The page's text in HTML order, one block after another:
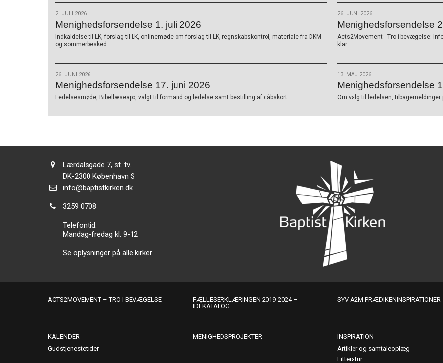
2. JULI 2026
Menighedsforsendelse 1. juli 2026
Indkaldelse til LK, forslag til LK, onlinemøde om forslag til LK, regnskabskontrol, materiale fra DKM
og sommerbesked
26. JUNI 2026
Menighedsforsendelse
Acts2Movement - Tro i bevægelse:
klar.
26. JUNI 2026
Menighedsforsendelse 17. juni 2026
Ledelsesmøde, Bibellæseapp, valgt til formand og ledelse samt bestilling af dåbskort
13. MAJ 2026
Menighedsforsendelse
Om valg til ledelsen, tilbagemeldinger
Adresse:
Lærdalsgade 7, st. tv.
Adresse:
DK-2300 København S
Send
info@baptistkirken.dk
Tlf.:
3259 0708
Telefontid:
Mandag-fredag kl. 9-12
Se oplysninger på alle kirker
ACTS2MOVEMENT – TRO I BEVÆGELSE
FÆLLESERKLÆRINGEN 2019-2024 –
IDÉKATALOG
SYV A2M PRÆDIKENINSPIRATIONER
KALENDER
Gudstjenestetider
MENIGHEDSPROJEKTER
INSPIRATION
Artikler og samtaleoplæg
Litteratur